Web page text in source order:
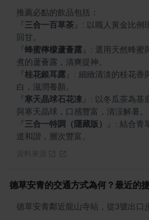
三合一百草茶
: 以職人黃金比例
蜂蜜檸檬蘆薈露
: 選用天然蜂蜜
桂花銀耳露
: 細緻清淡的桂花香
寒天晶球石花凍
: 以冬瓜茶為基
三合一特調（隱藏版）
: 結合青
道和諧，層次豐富。
德草安青的交通方式為何？最近的
德草安青鄰近龍山寺站，從3號出口